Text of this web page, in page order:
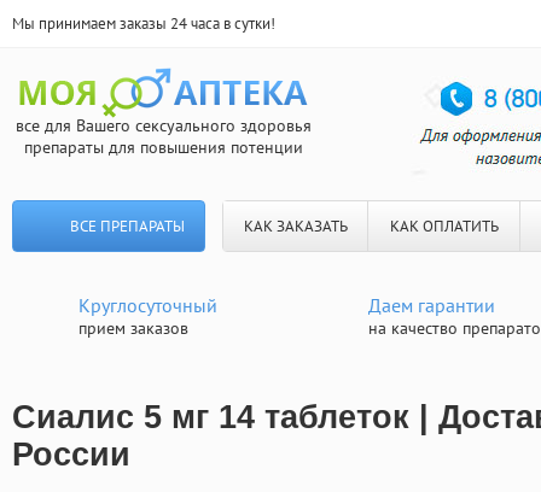
Мы принимаем заказы 24 часа в сутки!
все для Вашего сексуального здоровья
препараты для повышения потенции
ВСЕ ПРЕПАРАТЫ КАК ЗАКАЗАТЬ КАК ОПЛАТИТЬ
Круглосуточный
прием заказов
Даем гарантии
на качество
Сиалис 5 мг 14 таблеток |
России